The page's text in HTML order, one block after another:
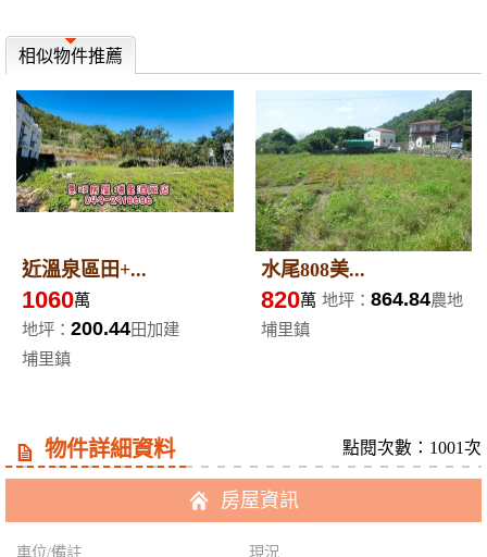
相似物件推薦
近溫泉區田+...
1060萬
地坪： 200.44田加建
埔里鎮
水尾808美...
820萬 地坪： 864.84農地
埔里鎮
物件詳細資料 點閱次數：1001次
房屋資訊
車位/備註 現況